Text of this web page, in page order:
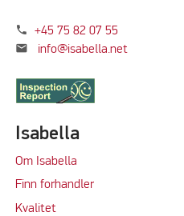
phone +45 75 82 07 55
mail info@isabella.net
Isabella
Om Isabella
Finn forhandler
Kvalitet